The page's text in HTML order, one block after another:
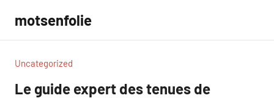
contenu
motsenfolie
Uncategorized
Le guide expert des tenues de